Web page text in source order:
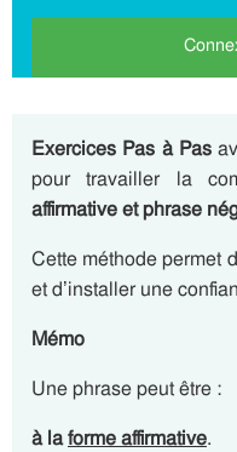
Exercices Pas à Pas
pour travailler la
affirmative et phrase
Cette méthode permet
et d’installer une
Mémo
Une phrase peut être :
à laforme affirmative.